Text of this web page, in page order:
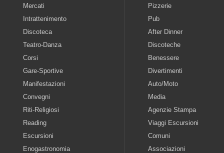
Mercati
Intrattenimento
Discoteca
Teatro-Danza
Corsi
Gare-Sportive
Manifestazioni
Convegni
Riti-Religiosi
Reading
Escursioni
Enogastronomia
Pizzerie
Pub
After Dinner
Discoteche
Benessere
Divertimenti
Auto/Moto
Media
Agenzie Stampa
Viaggi Escursioni
Comuni
Associazioni